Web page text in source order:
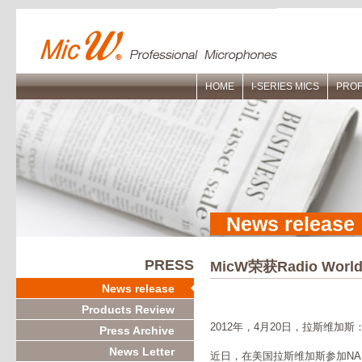
HOME I-SERIES MICS
News release
PRESS
News release
Products Review
Press Archive
News Letter
MicW荣获Radio
2012年，4月20日，拉斯维加斯
近日，在美国拉斯维加斯参加